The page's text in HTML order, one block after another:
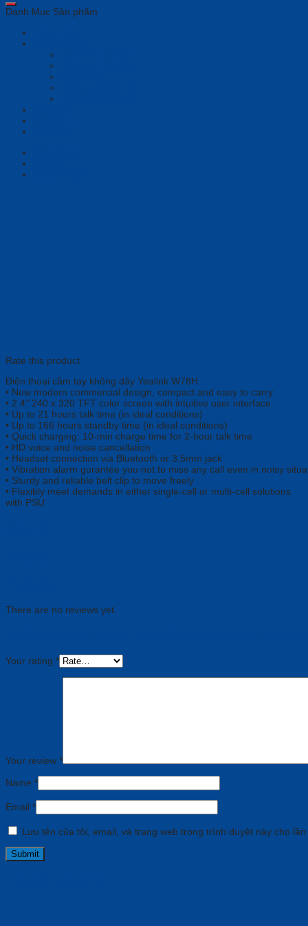
Danh Mục Sản phẩm
Rate this product
Điện thoại cầm tay không dây Yealink W78H
• New modern commercial design, compact and easy to carry
• 2.4‘’ 240 x 320 TFT color screen with intuitive user interface
• Up to 21 hours talk time (in ideal conditions)
• Up to 166 hours standby time (in ideal conditions)
• Quick charging: 10-min charge time for 2-hour talk time
• HD voice and noise cancellation
• Headset connection via Bluetooth or 3.5mm jack
• Vibration alarm gurantee you not to miss any call even in noisy
• Sturdy and reliable belt clip to move freely
• Flexibly meet demands in either single-cell or multi-cell solutions
with PSU
There are no reviews yet.
Your rating *
Your review *
Name *
Email *
Lưu tên của tôi, email, và trang web trong trình duyệt này cho